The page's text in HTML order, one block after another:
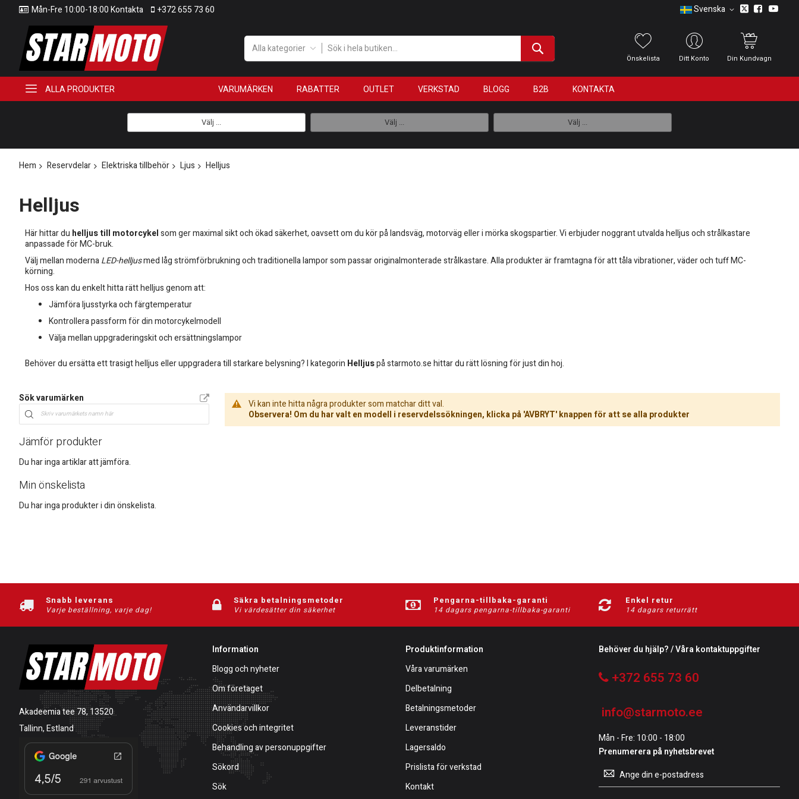
Mån-Fre 10:00-18:00 Kontakta +372 655 73 60 Svenska
Alla kategorier
Önskelista Ditt Konto Din Kundvagn
ALLA PRODUKTER VARUMÄRKEN RABATTER OUTLET VERKSTAD BLOGG B2B KONTAKTA
Välj ... Välj ... Välj ...
Hem Reservdelar Elektriska tillbehör Ljus Helljus
Helljus
Här hittar du helljus till motorcykelsom ger maximal sikt och ökad säkerhet, oavsett om du kör på landsväg, motorväg eller i mörka skogspartier. Vi erbjuder noggrant utvalda helljus och strålkastare
anpassade för MC-bruk.
Välj mellan modernaLED-helljusmed låg strömförbrukning och traditionella lampor som passar originalmonterade strålkastare. Alla produkter är framtagna för att tåla vibrationer, väder och tuff MC-
körning.
Hos oss kan du enkelt hitta rätt helljus genom att:
Jämföra ljusstyrka och färgtemperatur
Kontrollera passform för din motorcykelmodell
Välja mellan uppgraderingskit och ersättningslampor
Behöver du ersätta ett trasigt helljus eller uppgradera till starkare belysning? I kategorin Helljuspå starmoto.se hittar du rätt lösning för just din hoj.
Vi kan inte hitta några produkter som matchar ditt val.
Observera! Om du har valt en modell i reservdelssökningen, klicka på 'AVBRYT' knappen för att se alla produkter
Sök varumärken
Jämför produkter
Du har inga artiklar att jämföra.
Min önskelista
Du har inga produkter i din önskelista.
Snabb leverans
Varje beställning, varje dag!
Säkra betalningsmetoder
Vi värdesätter din säkerhet
Pengarna-tillbaka-garanti
14 dagars pengarna-tillbaka-garanti
Enkel retur
14 dagars returrätt
Akadeemia tee 78, 13520
Tallinn, Estland
Information
Blogg och nyheter
Om företaget
Användarvillkor
Cookies och integritet
Behandling av personuppgifter
Sökord
Sök
Produktinformation
Våra varumärken
Delbetalning
Betalningsmetoder
Leveranstider
Lagersaldo
Prislista för verkstad
Kontakt
Behöver du hjälp? / Våra kontaktuppgifter
+372 655 73 60
info@starmoto.ee
Mån - Fre: 10:00 - 18:00
Prenumerera på nyhetsbrevet
Prenumerera
på
vårt